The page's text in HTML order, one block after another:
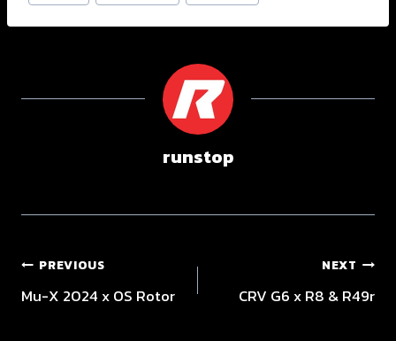
runstop
PREVIOUS
Mu-X 2024 x OS Rotor
NEXT
CRV G6 x R8 & R49r